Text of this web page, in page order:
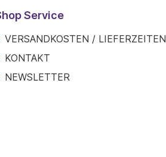
Service
VERSANDKOSTEN / LIEFERZEITEN
KONTAKT
NEWSLETTER